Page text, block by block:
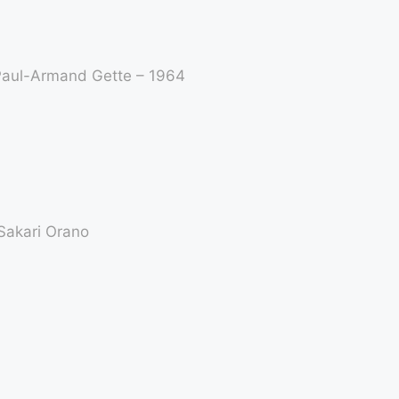
Armand Gette – 1964
Orano